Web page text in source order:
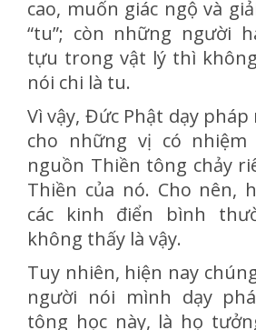
cao, muốn giác ngộ và
“tu”; còn những người
tựu trong vật lý thì
nói chi là tu.
Vì vậy, Đức Phật dạy
cho những vị có nhiệm
nguồn Thiền tông chảy
Thiền của nó. Cho nên,
các kinh điển bình
không thấy là vậy.
Tuy nhiên, hiện nay
người nói mình dạy
tông học này, là họ